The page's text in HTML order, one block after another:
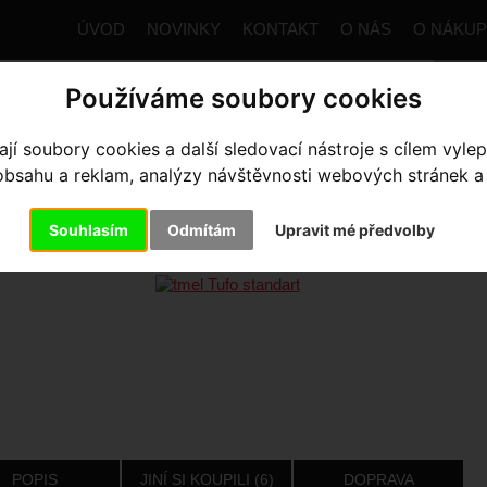
Používáme soubory cookies
soubory cookies a další sledovací nástroje s cílem
a reklam, analýzy návštěvnosti webových stránek
Souhlasím Odmítám Upravit mé předvolby
ÚVOD NOVINKY KONTAKT O NÁS O
Výbava pro kolo Lepení a tmely tmel Tufo standart
TUFO STANDART
POPIS JINÍ SI KOUPILI (6) DOPRAVA